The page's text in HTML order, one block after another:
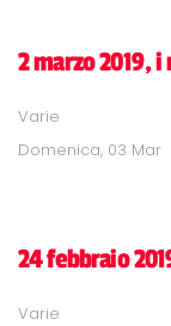
2 marzo 2019,
Varie
Domenica, 03 Mar
24 febbraio
Varie